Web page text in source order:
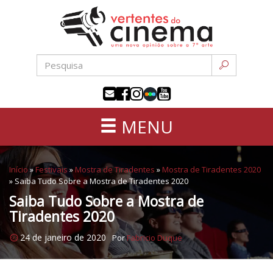
conteúdo
sétima
MENU
Início»Festivais »Mostra de Tiradentes » Mostra de Tiradentes 2020
»Saiba Tudo Sobre a Mostra de Tiradentes 2020
Saiba Tudo Sobre a Mostra de
Tiradentes 2020
24 de janeiro de 2020 PorFabricio Duque